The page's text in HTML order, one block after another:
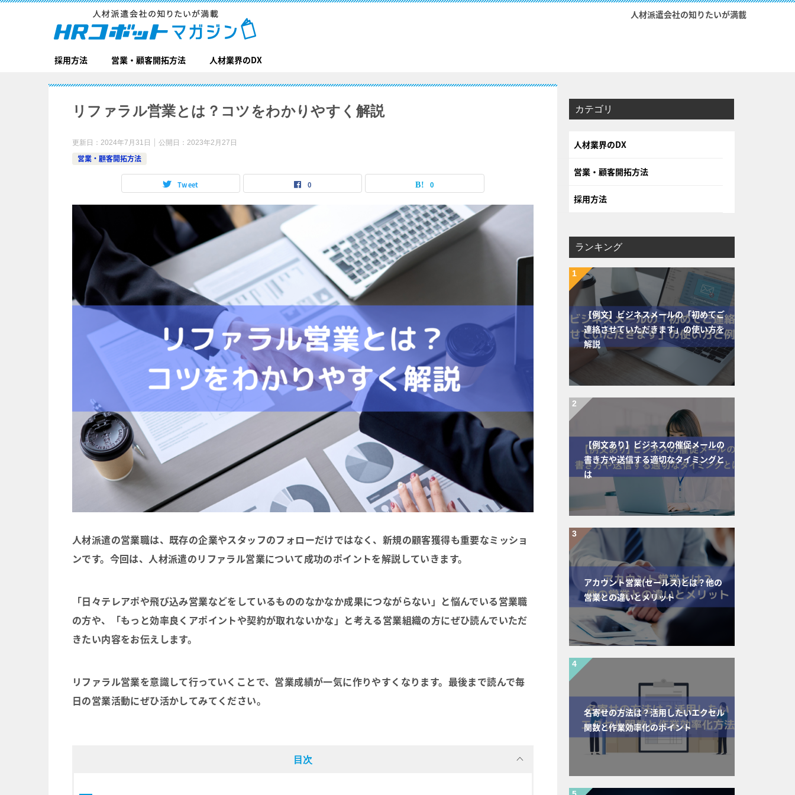
人材派遣会社の知りたいが満載
採用方法 営業・顧客開拓方法 人材業界のDX
リファラル営業とは？コツをわかりやすく解説
更新日： 2024年7月31日 公開日： 2023年2月27日
営業・顧客開拓方法
Tweet 0 0
人材派遣の営業職は、既存の企業やスタッフのフォローだけではなく、新規の顧客獲得も重要なミッショ
ンです。今回は、人材派遣のリファラル営業について成功のポイントを解説していきます。
「日々テレアポや飛び込み営業などをしているもののなかなか成果につながらない」と悩んでいる営業職
の方や、「もっと効率良くアポイントや契約が取れないかな」と考える営業組織の方にぜひ読んでいただ
きたい内容をお伝えします。
リファラル営業を意識して行っていくことで、営業成績が一気に作りやすくなります。最後まで読んで毎
日の営業活動にぜひ活かしてみてください。
目次
人材業界のDX
営業・顧客開拓方法
採用方法
ランキング
【例文】ビジネスメールの「初めてご
連絡させていただきます」の使い方を
解説
【例文あり】ビジネスの催促メールの
書き方や送信する適切なタイミングと
は
アカウント営業(セールス)とは？他の
営業との違いとメリット
名寄せの方法は？活用したいエクセル
関数と作業効率化のポイント